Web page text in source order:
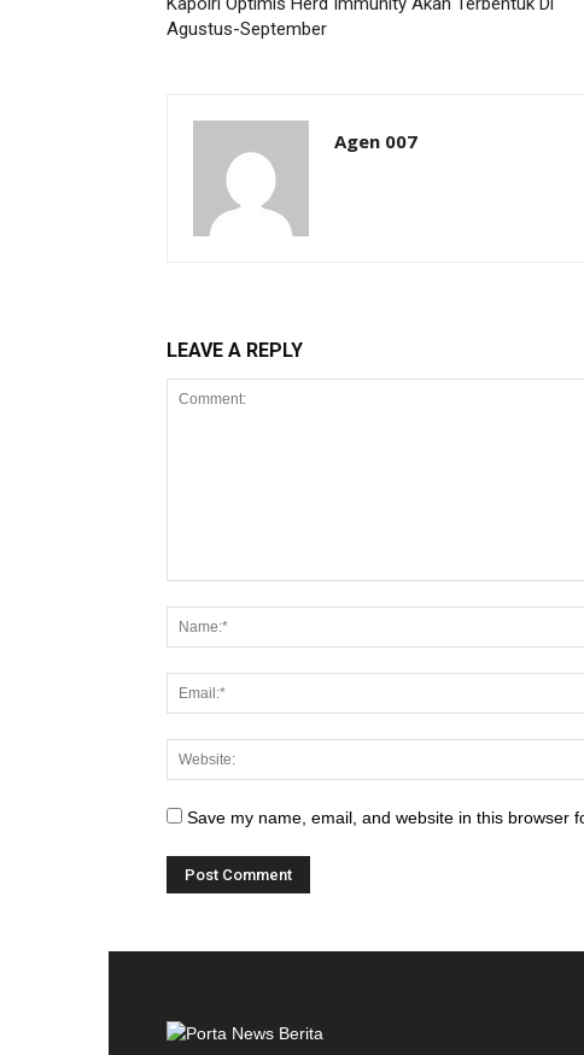
Agustus-September
Agen 007
LEAVE A REPLY
Save my name, email, and website in this browser